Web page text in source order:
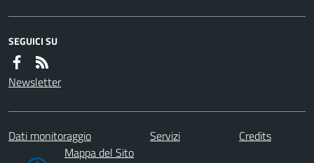
SEGUICI SU
Newsletter
Dati monitoraggio Servizi
Credits
Mappa del Sito